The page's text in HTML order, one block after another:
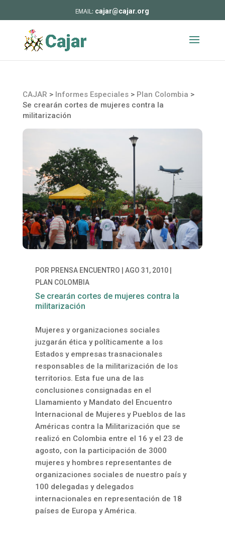
cajar@cajar.org
CAJAR > Informes Especiales> Plan Colombia >
Se crearán cortes de mujeres contra la
militarización
POR PRENSA ENCUENTRO AGO 31, 2010|
PLAN COLOMBIA
Se crearán cortes de mujeres contra la
militarización
Mujeres y organizaciones sociales
juzgarán ética y políticamente a los
Estados y empresas trasnacionales
responsables de la militarización de los
territorios. Esta fue una de las
conclusiones consignadas en el
Llamamiento y Mandato del Encuentro
Internacional de Mujeres y Pueblos de las
Américas contra la Militarización que se
realizó en Colombia entre el 16 y el 23 de
agosto, con la participación de 3000
mujeres y hombres representantes de
organizaciones sociales de nuestro país y
100 delegadas y delegados
internacionales en representación de 18
países de Europa y América.